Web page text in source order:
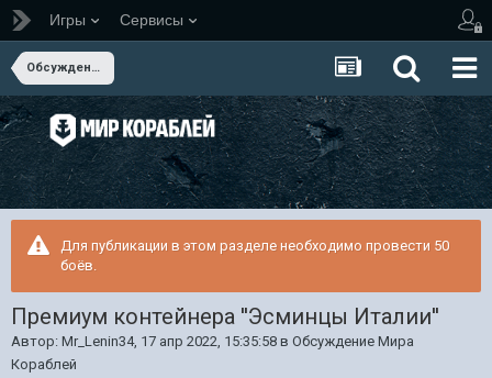
Игры Сервисы
Обсуждение Мира Кораблей
Для публикации в этом разделе необходимо провести 50
боёв.
Премиум контейнера ''Эсминцы Италии''
Автор: Mr_Lenin34, 17 апр 2022, 15:35:58 в Обсуждение Мира
Кораблей